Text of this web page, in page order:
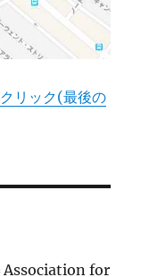
リック(最後の
Association for